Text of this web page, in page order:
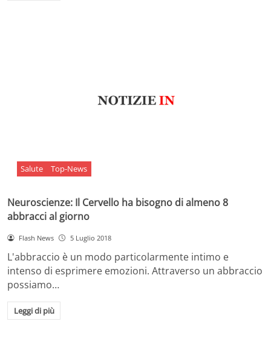
Salute Top-News
Neuroscienze: Il Cervello ha bisogno di almeno 8
abbracci al giorno
Flash News 5 Luglio 2018
L'abbraccio è un modo particolarmente intimo e
intenso di esprimere emozioni. Attraverso un abbraccio
possiamo…
Leggi di più